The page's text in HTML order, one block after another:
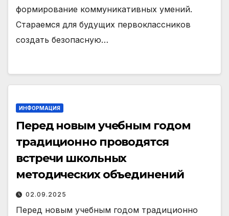
формирование коммуникативных умений.
Стараемся для будущих первоклассников
создать безопасную…
ИНФОРМАЦИЯ
Перед новым учебным годом
традиционно проводятся
встречи школьных
методических объединений
02.09.2025
Перед новым учебным годом традиционно